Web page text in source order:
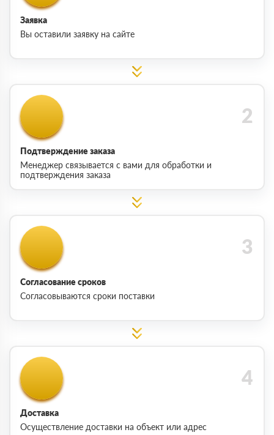
Заявка
Вы оставили заявку на сайте
Подтверждение заказа
Менеджер связывается с вами для обработки и
подтверждения заказа
Согласование сроков
Согласовываются сроки поставки
Доставка
Осуществление доставки на объект или адрес